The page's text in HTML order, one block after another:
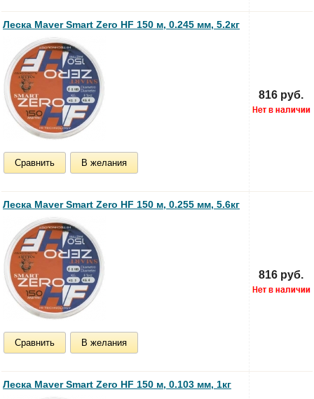
Леска Maver Smart Zero HF 150 м, 0.245 мм, 5.2кг
Сравнить В желания
816 руб.
Леска Maver Smart Zero HF 150 м, 0.255 мм, 5.6кг
Сравнить В желания
816 руб.
Леска Maver Smart Zero HF 150 м, 0.103 мм, 1кг